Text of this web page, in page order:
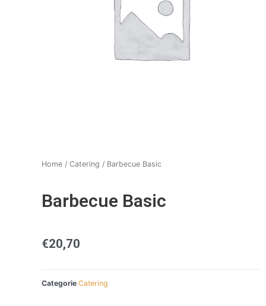
Home / Catering / Barbecue Basic
Barbecue Basic
€20,70
Categorie Catering